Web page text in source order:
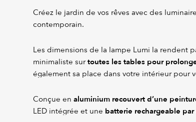
Créez le jardin de vos rêves avec des
contemporain.
Les dimensions de la lampe Lumi la rendent
minimaliste surtoutes les tables pour
également sa place dans votre intérieur pour
Conçue en aluminium recouvert d’une
LED intégrée et une batterie rechargeable